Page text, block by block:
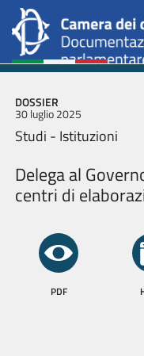
DOSSIER
30 luglio 2025
Studi - Istituzioni
Delega al
centri di
PDF